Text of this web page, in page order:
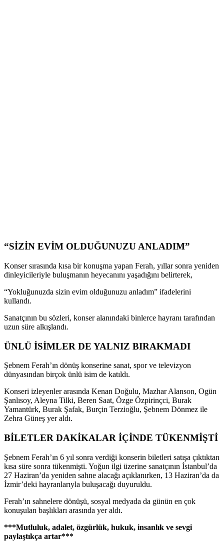
“SİZİN EVİM OLDUĞUNUZU ANLADIM”
Konser sırasında kısa bir konuşma yapan Ferah, yıllar sonra yeniden
dinleyicileriyle buluşmanın heyecanını yaşadığını belirterek,
“Yokluğunuzda sizin evim olduğunuzu anladım” ifadelerini
kullandı.
Sanatçının bu sözleri, konser alanındaki binlerce hayranı tarafından
uzun süre alkışlandı.
ÜNLÜ İSİMLER DE YALNIZ BIRAKMADI
Şebnem Ferah’ın dönüş konserine sanat, spor ve televizyon
dünyasından birçok ünlü isim de katıldı.
Konseri izleyenler arasında Kenan Doğulu, Mazhar Alanson, Ogün
Şanlısoy, Aleyna Tilki, Beren Saat, Özge Özpirinçci, Burak
Yamantürk, Burak Şafak, Burçin Terzioğlu, Şebnem Dönmez ile
Zehra Güneş yer aldı.
BİLETLER DAKİKALAR İÇİNDE TÜKENMİŞTİ
Şebnem Ferah’ın 6 yıl sonra verdiği konserin biletleri satışa çıktıktan
kısa süre sonra tükenmişti. Yoğun ilgi üzerine sanatçının İstanbul’da
27 Haziran’da yeniden sahne alacağı açıklanırken, 13 Haziran’da da
İzmir’deki hayranlarıyla buluşacağı duyuruldu.
Ferah’ın sahnelere dönüşü, sosyal medyada da günün en çok
konuşulan başlıkları arasında yer aldı.
***Mutluluk, adalet, özgürlük, hukuk, insanlık ve sevgi
paylaştıkça artar***